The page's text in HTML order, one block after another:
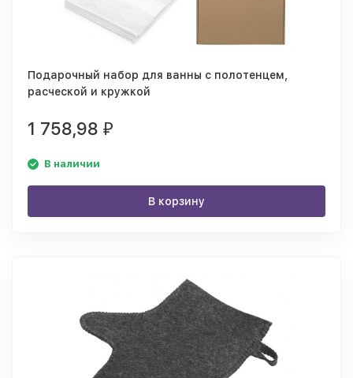
Подарочный набор для ванны с полотенцем,
расческой и кружкой
1 758,98 ₽
В наличии
В корзину